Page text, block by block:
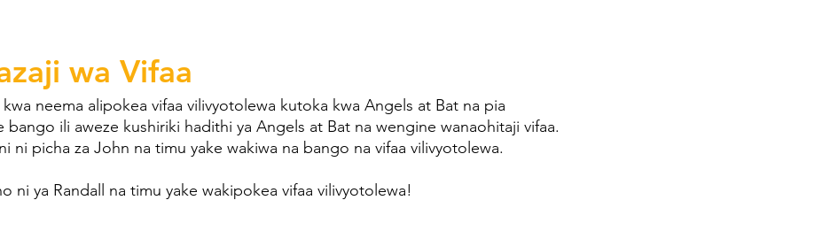
wa Vifaa
neema alipokea vifaa vilivyotolewa kutoka kwa Angels at Bat na pia
bango ili aweze kushiriki hadithi ya Angels at Bat na wengine wanaohitaji vifaa.
ni picha za John na timu yake wakiwa na bango na vifaa vilivyotolewa.
ni ya Randall na timu yake wakipokea vifaa vilivyotolewa!